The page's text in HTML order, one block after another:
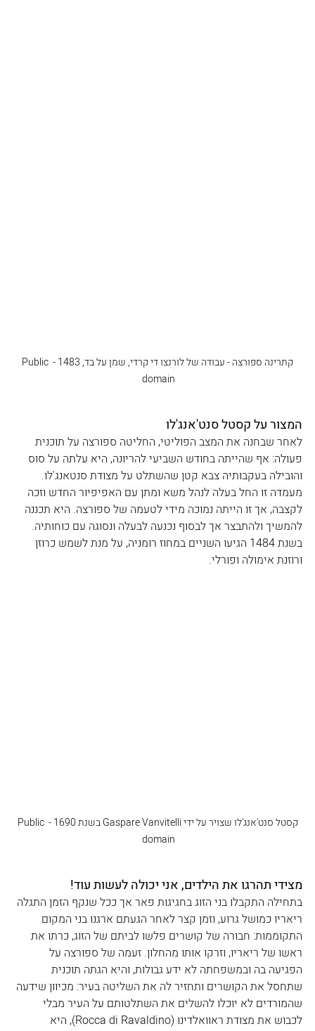
קתרינה ספורצה - עבודה של לורנצו די קרדי, שמן על בד, 1483 - Public
domain
המצור על קסטל סנט'אנג'לו
לאחר שבחנה את המצב הפוליטי, החליטה ספורצה על תוכנית
פעולה: אף שהייתה בחודש השביעי להריונה, היא עלתה על סוס
והובילה בעקבותיה צבא קטן שהשתלט על מצודת סנטאנג'לו.
מעמדה זו החל בעלה לנהל משא ומתן עם האפיפיור החדש וזכה
לקצבה, אך זו הייתה נמוכה מידי לטעמה של ספורצה. היא תכננה
להמשיך ולהתבצר אך לבסוף נכנעה לבעלה ונסוגה עם כוחותיה.
בשנת 1484 הגיעו השניים במחוז רומניה, על מנת לשמש כרוזן
ורוזנת אימולה ופורלי.
קסטל סנט'אנג'לו שצויר על ידי Gaspare Vanvitelli בשנת 1690 - Public
domain
מצידי תהרגו את הילדים, אני יכולה לעשות עוד!
בתחילה התקבלו בני הזוג בחגיגות פאר אך ככל שנקף הזמן התגלה
ריאריו כמושל גרוע, וזמן קצר לאחר הגעתם ארגנו בני המקום
התקוממות: חבורה של קושרים פלשו לביתם של הזוג, כרתו את
ראשו של ריאריו, וזרקו אותו מהחלון. זעמה של ספורצה על
הפגיעה בה ובמשפחתה לא ידע גבולות, והיא הגתה תוכנית
שתחסל את הקושרים ותחזיר לה את השליטה בעיר: מכיוון שידעה
שהמורדים לא יוכלו להשלים את השתלטותם על העיר מבלי
לכבוש את מצודת ראוואלדינו (Rocca di Ravaldino), היא